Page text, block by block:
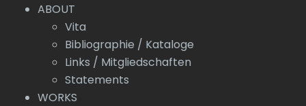
ABOUT
Vita
Bibliographie / Kataloge
Links / Mitgliedschaften
Statements
WORKS